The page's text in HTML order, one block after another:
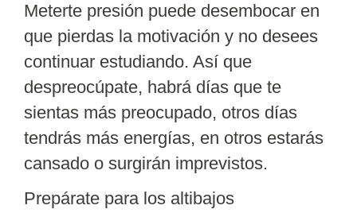
Meterte presión puede desembocar en
que pierdas la motivación y no desees
continuar estudiando. Así que
despreocúpate, habrá días que te
sientas más preocupado, otros días
tendrás más energías, en otros estarás
cansado o surgirán imprevistos.
Prepárate para los altibajos